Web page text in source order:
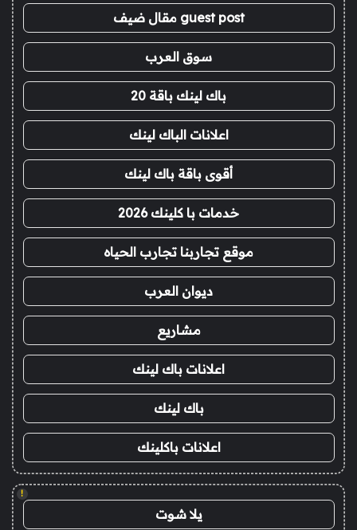
guest post مقال ضيف
سوق العرب
باك لينك باقة 20
اعلانات الباك لينك
أقوى باقة باك لينك
خدمات با كلينك 2026
موقع تجاربنا تجارب الحياه
ديوان العرب
مشاريع
اعلانات باك لينك
باك لينك
اعلانات باكلينك
!
يلا شوت